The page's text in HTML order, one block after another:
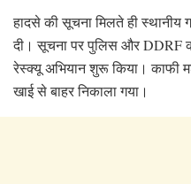
हादसे की सूचना मिलते ही स्थानीय
दी। सूचना पर पुलिस और DDRF
रेस्क्यू अभियान शुरू किया। काफी
खाई से बाहर निकाला गया।